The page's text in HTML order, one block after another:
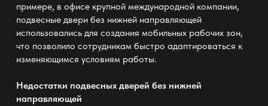
примере, в офисе крупной международной компании,
подвесные двери без нижней направляющей
использовались для создания мобильных рабочих зон,
что позволило сотрудникам быстро адаптироваться к
изменяющимся условиям работы.
Недостатки подвесных дверей без нижней
направляющей